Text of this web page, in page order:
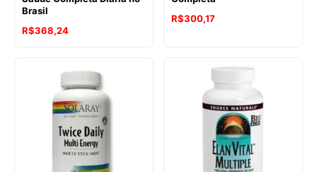
Brasil
R$368,24
R$300,17